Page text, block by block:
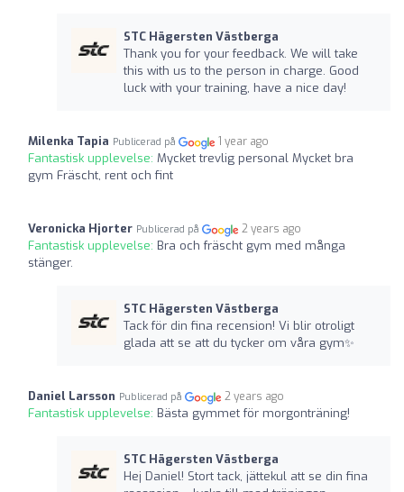
STC Hägersten Västberga
Thank you for your feedback. We will take
this with us to the person in charge. Good
luck with your training, have a nice day!
Milenka Tapia Publicerad på 1 year ago
Fantastisk upplevelse: Mycket trevlig personal Mycket bra
gym Fräscht, rent och fint
Veronicka Hjorter Publicerad på 2 years ago
Fantastisk upplevelse: Bra och fräscht gym med många
stänger.
STC Hägersten Västberga
Tack för din fina recension! Vi blir otroligt
glada att se att du tycker om våra gym✨
Daniel Larsson Publicerad på 2 years ago
Fantastisk upplevelse: Bästa gymmet för morgonträning!
STC Hägersten Västberga
Hej Daniel! Stort tack, jättekul att se din fina